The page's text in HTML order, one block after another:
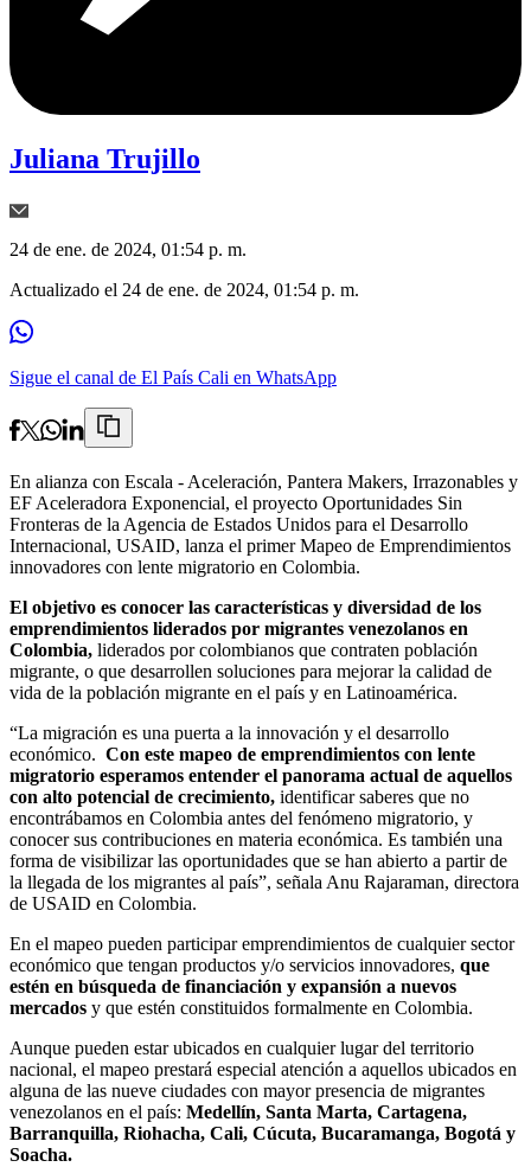
Juliana Trujillo
24 de ene. de 2024, 01:54 p. m.
Actualizado el 24 de ene. de 2024, 01:54 p. m.
Sigue el canal de El País Cali en WhatsApp
En alianza con Escala - Aceleración, Pantera Makers, Irrazonables y
EF Aceleradora Exponencial, el proyecto Oportunidades Sin
Fronteras de la Agencia de Estados Unidos para el Desarrollo
Internacional, USAID, lanza el primer Mapeo de Emprendimientos
innovadores con lente migratorio en Colombia.
El objetivo es conocer las características y diversidad de los
emprendimientos liderados por migrantes venezolanos en
Colombia, liderados por colombianos que contraten población
migrante, o que desarrollen soluciones para mejorar la calidad de
vida de la población migrante en el país y en Latinoamérica.
“La migración es una puerta a la innovación y el desarrollo
económico. Con este mapeo de emprendimientos con lente
migratorio esperamos entender el panorama actual de aquellos
con alto potencial de crecimiento, identificar saberes que no
encontrábamos en Colombia antes del fenómeno migratorio, y
conocer sus contribuciones en materia económica. Es también una
forma de visibilizar las oportunidades que se han abierto a partir de
la llegada de los migrantes al país”, señala Anu Rajaraman, directora
de USAID en Colombia.
En el mapeo pueden participar emprendimientos de cualquier sector
económico que tengan productos y/o servicios innovadores, que
estén en búsqueda de financiación y expansión a nuevos
mercados y que estén constituidos formalmente en Colombia.
Aunque pueden estar ubicados en cualquier lugar del territorio
nacional, el mapeo prestará especial atención a aquellos ubicados en
alguna de las nueve ciudades con mayor presencia de migrantes
venezolanos en el país: Medellín, Santa Marta, Cartagena,
Barranquilla, Riohacha, Cali, Cúcuta, Bucaramanga, Bogotá y
Soacha.